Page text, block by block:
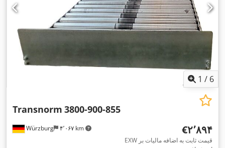
1 / 6
Würzburg ۴٬۰۶۷ km
Transnorm 3800-900-855
‎€۲٬۸۹۴
EXW قیمت ثابت به اضافه مالیات بر